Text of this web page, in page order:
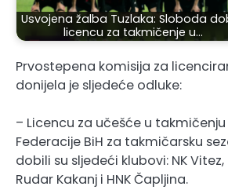
Usvojena žalba Tuzlaka: Sloboda
licencu za takmičenje u…
Prvostepena komisija za
donijela je sljedeće odluke:
– Licencu za učešće u takmičenju
Federacije BiH za takmičarsku
dobili su sljedeći klubovi: NK Vitez,
Rudar Kakanj i HNK Čapljina.